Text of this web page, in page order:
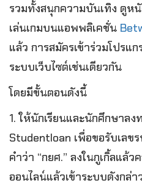
รวมทั้งสนุกความบันเทิง ดูห
เล่นเกมบนแอพพลิเคชั่น
แล้ว การสมัครเข้าร่วมโปรแ
ระบบเว็บไซต์เช่นเดียวกัน
โดยมีขั้นตอนดังนี้
1. ให้นักเรียนและนักศึกษาล
Studentloan เพื่อขอรับเลข
คำว่า “กยศ.” ลงในกูเกิ้ลแล้
ออนไลน์แล้วเข้าระบบดังกล่า